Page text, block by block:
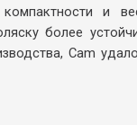
и
более
Cam